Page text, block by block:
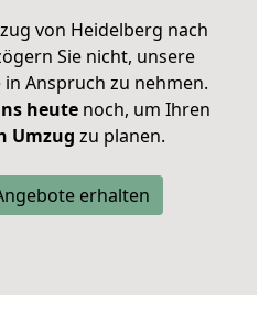
von Heidelberg nach
Sie nicht, unsere
Anspruch zu nehmen.
heutenoch, um Ihren
Umzug zu planen.
erhalten